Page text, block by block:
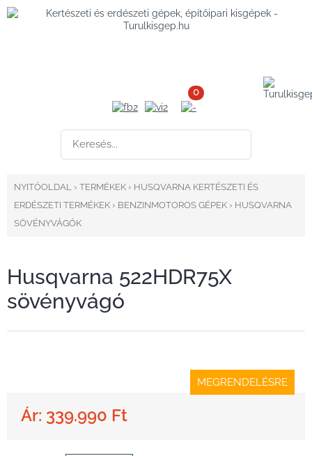
0
NYITÓOLDAL › TERMÉKEK › HUSQVARNA KERTÉSZETI ÉS
ERDÉSZETI TERMÉKEK › BENZINMOTOROS GÉPEK › HUSQVARNA
SÖVÉNYVÁGÓK
Husqvarna 522HDR75X
sövényvágó
MEGRENDELÉSRE
Ár: 339.990 Ft